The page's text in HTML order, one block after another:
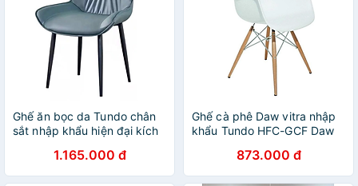
Ghế ăn bọc da Tundo chân
sắt nhập khẩu hiện đại kích
1.165.000 đ
Ghế cà phê Daw vitra nhập
khẩu Tundo HFC-GCF Daw
873.000 đ